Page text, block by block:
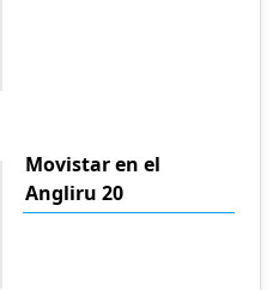
Movistar en el
Angliru 20